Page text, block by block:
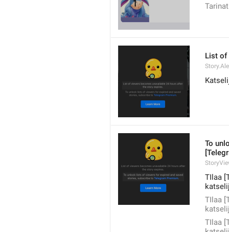
Tarinat
List of
To
TIlaa
TIlaa
TIlaa